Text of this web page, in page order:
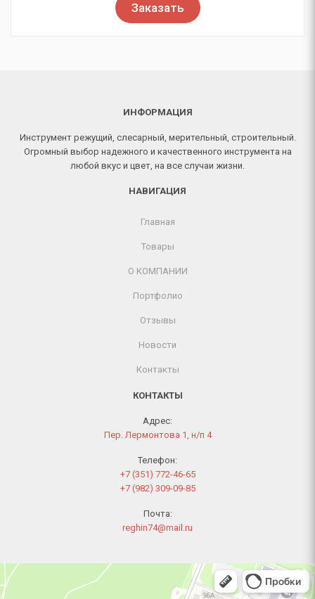
Заказать
ИНФОРМАЦИЯ
Инструмент режущий, слесарный, мерительный, строительный.
Огромный выбор надежного и качественного инструмента на
любой вкус и цвет, на все случаи жизни.
НАВИГАЦИЯ
Главная
Товары
О КОМПАНИИ
Портфолио
Отзывы
Новости
Контакты
КОНТАКТЫ
Адрес:
Пер. Лермонтова 1, н/п 4
Телефон:
+7 (351) 772-46-65
+7 (982) 309-09-85
Почта:
reghin74@mail.ru
Челябинск
Переулок Лермонтова, 1 — Яндекс Карты